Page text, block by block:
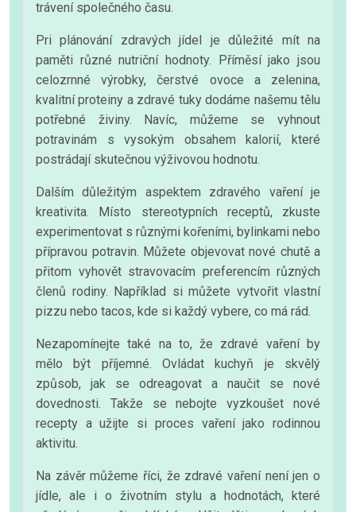
trávení společného času.
Pri plánování zdravých jídel je důležité mít na
paměti různé nutriční hodnoty. Příměsí jako jsou
celozrnné výrobky, čerstvé ovoce a zelenina,
kvalitní proteiny a zdravé tuky dodáme našemu tělu
potřebné živiny. Navíc, můžeme se vyhnout
potravinám s vysokým obsahem kalorií, které
postrádají skutečnou výživovou hodnotu.
Dalším důležitým aspektem zdravého vaření je
kreativita. Místo stereotypních receptů, zkuste
experimentovat s různými kořeními, bylinkami nebo
přípravou potravin. Můžete objevovat nové chutě a
přitom vyhovět stravovacím preferencím různých
členů rodiny. Například si můžete vytvořit vlastní
pizzu nebo tacos, kde si každý vybere, co má rád.
Nezapomínejte také na to, že zdravé vaření by
mělo být příjemné. Ovládat kuchyň je skvělý
způsob, jak se odreagovat a naučit se nové
dovednosti. Takže se nebojte vyzkoušet nové
recepty a užijte si proces vaření jako rodinnou
aktivitu.
Na závěr můžeme říci, že zdravé vaření není jen o
jídle, ale i o životním stylu a hodnotách, které